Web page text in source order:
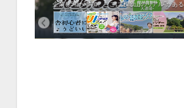
企業も5社が参加、ここに“和歌山のリアル”がある